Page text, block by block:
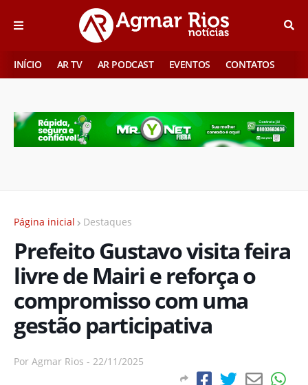
INÍCIO AR TV AR PODCAST EVENTOS CONTATOS
Página inicial Destaques
Prefeito Gustavo visita feira
livre de Mairi e reforça o
compromisso com uma
gestão participativa
Por Agmar Rios - 22/11/2025